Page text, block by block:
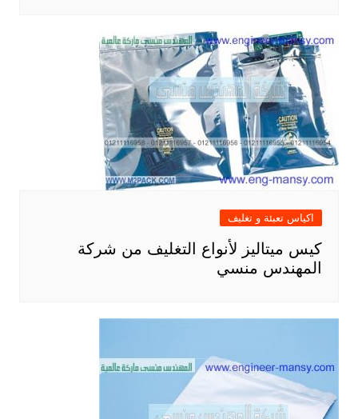
اكياس تعبئة و تغليف
كيس ميتاليز لأنواع التغليف من شركة
المهندس منسي